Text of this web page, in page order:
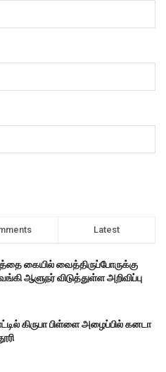
Latest
கையில் வைத்திருப்போருக்கு
ஆளுநர் விடுத்துள்ள அறிவிப்பு
கிருபா பிள்ளை அழைப்பில் கனடா